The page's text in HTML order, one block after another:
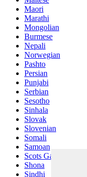
Maori
Marathi
Mongolian
Burmese
Nepali
Norwegian
Pashto
Persian
Punjabi
Serbian
Sesotho
Sinhala
Slovak
Slovenian
Somali
Samoan
Scots Gaelic
Shona
Sindhi